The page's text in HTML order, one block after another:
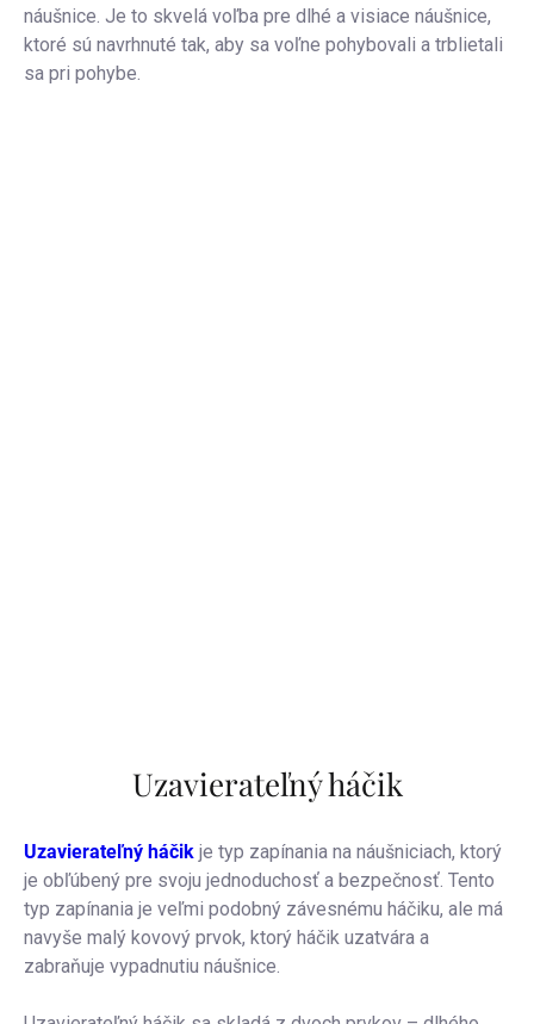
náušnice. Je to skvelá voľba pre dlhé a visiace náušnice,
ktoré sú navrhnuté tak, aby sa voľne pohybovali a trblietali
sa pri pohybe.
Uzavierateľný háčik
Uzavierateľný háčik je typ zapínania na náušniciach, ktorý
je obľúbený pre svoju jednoduchosť a bezpečnosť. Tento
typ zapínania je veľmi podobný závesnému háčiku, ale má
navyše malý kovový prvok, ktorý háčik uzatvára a
zabraňuje vypadnutiu náušnice.